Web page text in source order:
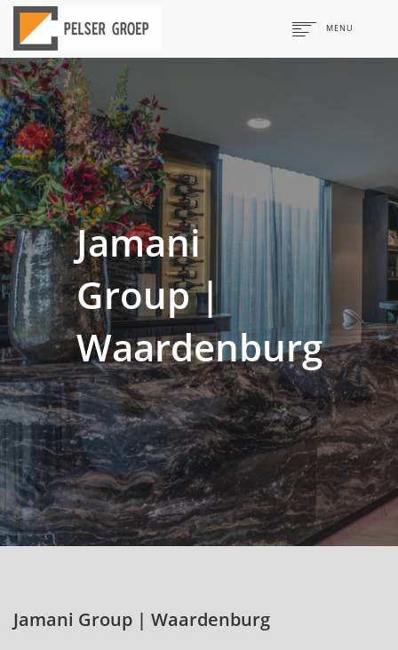
MENU
Design & Build
Interieurbouw & Afbouw
Projecten
Kantoorinrichting
Onderwijsinrichting
Akoestiek
Nieuws
Over Pelser
Jamani
Group |
Waardenburg
Jamani Group | Waardenburg